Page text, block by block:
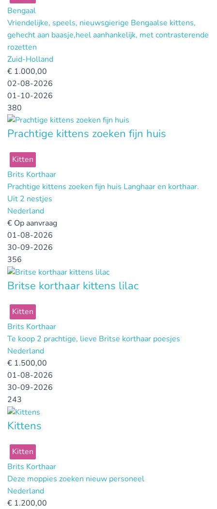
Bengaal
Vriendelijke, speels, nieuwsgierige Bengaalse kittens,
gehecht aan baasje,heel aanhankelijk, met contrasterende
rozetten
Zuid-Holland
€ 1.000,00
02-08-2026
01-10-2026
380
Prachtige kittens zoeken fijn huis
Kitten
Brits Korthaar
Prachtige kittens zoeken fijn huis Langhaar en korthaar.
Uit 2 nestjes
Nederland
€ Op aanvraag
01-08-2026
30-09-2026
356
Britse korthaar kittens lilac
Kitten
Brits Korthaar
Te koop 2 prachtige, lieve Britse korthaar poesjes
Nederland
€ 1.500,00
01-08-2026
30-09-2026
243
Kittens
Kitten
Brits Korthaar
Deze moppies zoeken nieuw personeel
Nederland
€ 1.200,00